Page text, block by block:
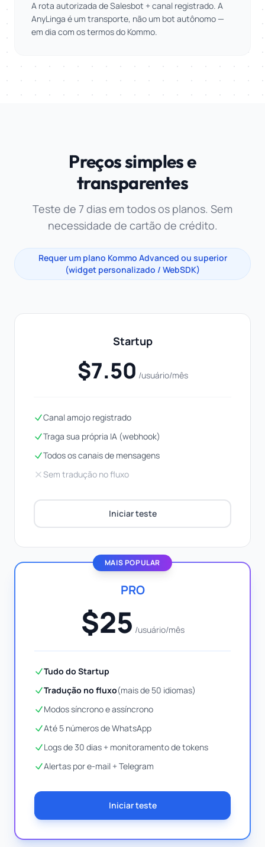
A rota autorizada de Salesbot + canal registrado. A
AnyLinga é um transporte, não um bot autônomo —
em dia com os termos do Kommo.
Preços simples e
transparentes
Teste de 7 dias em todos os planos. Sem
necessidade de cartão de crédito.
Requer um plano Kommo Advanced ou superior
(widget personalizado / WebSDK)
Startup
$7.50 /usuário/mês
Canal amojo registrado
Traga sua própria IA (webhook)
Todos os canais de mensagens
Sem tradução no fluxo
Iniciar teste
MAIS POPULAR
PRO
$25 /usuário/mês
Tudo do Startup
Tradução no fluxo(mais de 50 idiomas)
Modos síncrono e assíncrono
Até 5 números de WhatsApp
Logs de 30 dias + monitoramento de tokens
Alertas por e-mail + Telegram
Iniciar teste